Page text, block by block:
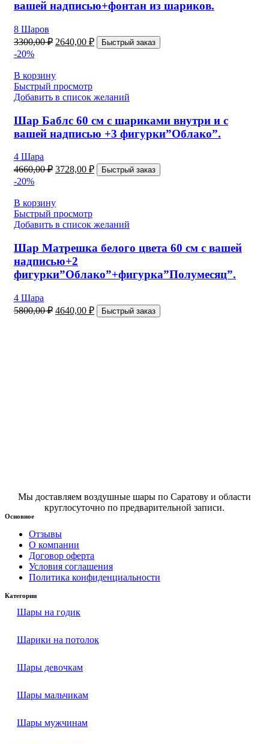
вашей надписью+фонтан из шариков.
8 Шаров
3300,00₽ 2640,00 ₽ Быстрый заказ
-20%
В корзину
Быстрый просмотр
Добавить в список желаний
Шар Баблс 60 см с шариками внутри и с
вашей надписью +3 фигурки”Облако”.
4 Шара
4660,00₽ 3728,00 ₽ Быстрый заказ
-20%
В корзину
Быстрый просмотр
Добавить в список желаний
Шар Матрешка белого цвета 60 см с вашей
надписью+2
фигурки”Облако”+фигурка”Полумесяц”.
4 Шара
5800,00₽ 4640,00 ₽ Быстрый заказ
Мы доставляем воздушные шары по Саратову и области
круглосуточно по предварительной записи.
Основное
Отзывы
О компании
Договор оферта
Условия соглашения
Политика конфиденциальности
Категории
Шары на годик
Шарики на потолок
Шары девочкам
Шары мальчикам
Шары мужчинам